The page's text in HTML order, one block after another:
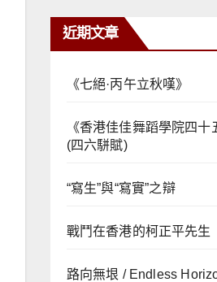
近期文章
《七絕·丙午立秋嘆》
《香港佳佳舞蹈學院四十
(四六駢賦)
“寫生”與“寫實”之辯
戰鬥在香港的柯正平先生
路向無垠 / Endless